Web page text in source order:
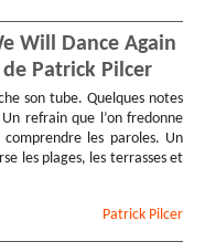
Will Dance Again
Patrick Pilcer
son tube. Quelques notes
refrain que l’on fredonne
comprendre les paroles. Un
les plages, les terrasses et
Patrick Pilcer